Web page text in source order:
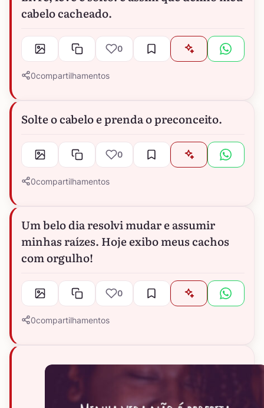
cabelo cacheado.
0
0compartilhamentos
Solte o cabelo e prenda o preconceito.
0
0compartilhamentos
Um belo dia resolvi mudar e assumir
minhas raízes. Hoje exibo meus cachos
com orgulho!
0
0compartilhamentos